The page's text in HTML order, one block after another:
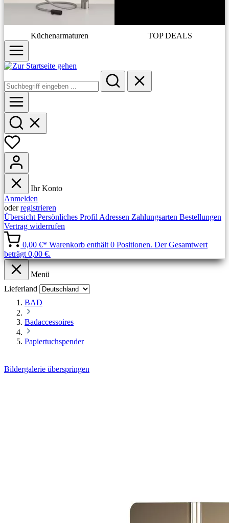
Küchenarmaturen TOP DEALS
Ihr Konto
Anmelden
oderregistrieren
Übersicht Persönliches Profil Adressen Zahlungsarten Bestellungen
Vertrag widerrufen
0,00 €* Warenkorb enthält 0 Positionen. Der Gesamtwert
beträgt 0,00 €.
Menü
Lieferland
BAD
Badaccessoires
Papiertuchspender
Bildergalerie überspringen